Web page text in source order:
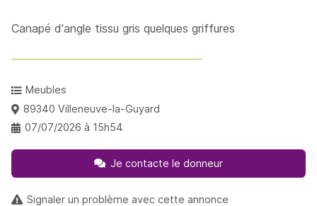
Canapé d'angle tissu gris quelques griffures
Meubles
89340 Villeneuve-la-Guyard
07/07/2026 à 15h54
Je contacte le donneur
Signaler un problème avec cette annonce